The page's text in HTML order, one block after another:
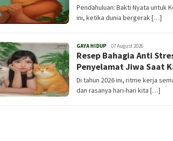
Pendahuluan: Bakti Nyata untuk
ini, ketika dunia bergerak […]
GAYA HIDUP Admin
07 August 2026
Resep Bahagia Anti
Penyelamat Jiwa Saat
Di tahun 2026 ini, ritme kerja
dan rasanya hari-hari kita […]